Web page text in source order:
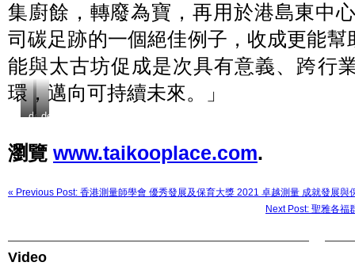
集廚餘，轉廢為寶，再用於港島東中
司碳足跡的一個絕佳例子，收成更能
能與太古坊促成是次具有意義、跨行
環，邁向可持續未來。」
defaultdefault
瀏覽 www.taikooplace.com.
« Previous Post: 香港測量師學會 優秀發展及保育大獎 2021 卓越測量 成就發展與
Next Post: 聖雅各福
Video